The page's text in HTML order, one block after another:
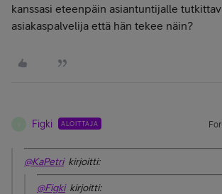
kanssasi eteenpäin asiantuntijalle
asiakaspalvelija että hän tekee näin?
Figki ALOITTAJA
@KaPetrikirjoitti:
@Figkikirjoitti: